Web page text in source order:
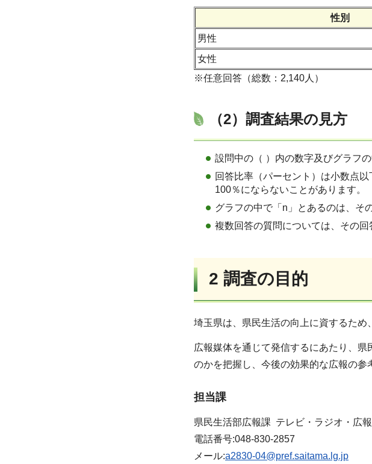
性別
男性
女性
※任意回答（総数：2,140人）
（2）調査結果の見方
設問中の（ ）内の数字及びグラフ
回答比率（パーセント）は小数点
100％にならないことがあります。
グラフの中で「n」とあるのは、そ
複数回答の質問については、その
2 調査の目的
埼玉県は、県民生活の向上に資するため
広報媒体を通じて発信するにあたり、
のかを把握し、今後の効果的な広報の参
担当課
県民生活部広報課 テレビ・ラジオ・広
電話番号:048-830-2857
メール:a2830-04@pref.saitama.lg.jp